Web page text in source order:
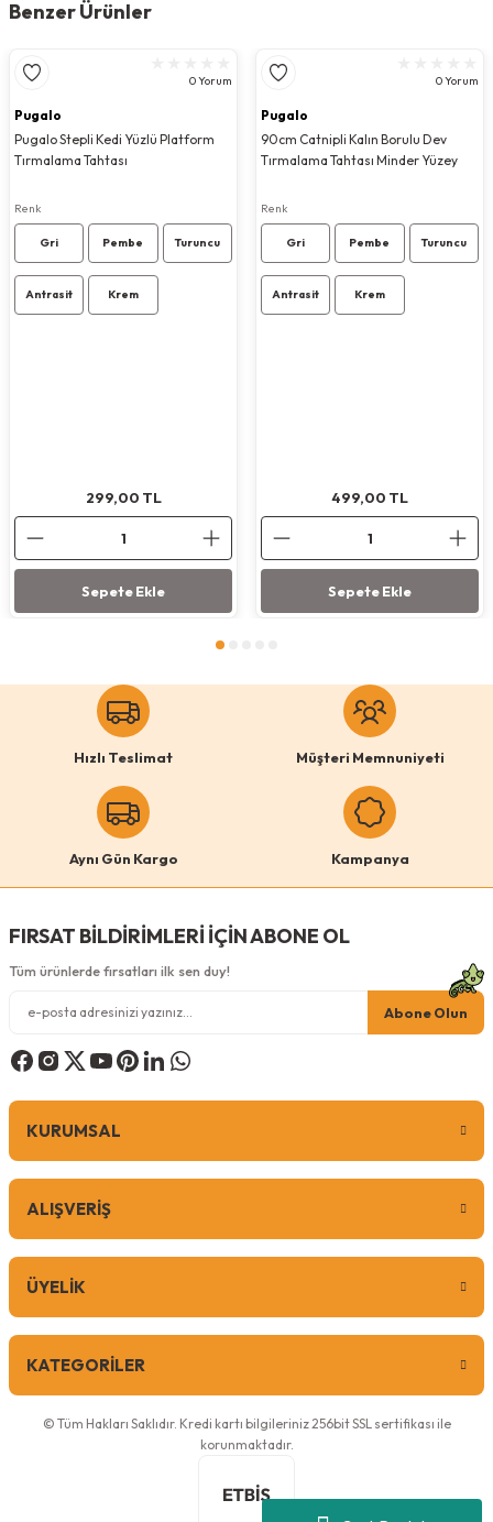
konularda yetersiz gördüğünüz noktaları öneri formunu
Ürün açıklamasında eksik bilgiler bulunuyor.
Ürün bilgilerinde hatalar bulunuyor.
Ürün fiyatı diğer sitelerden daha pahalı.
Benzer Ürünler
0 Yorum
Pugalo
Pugalo Stepli Kedi Yüzlü Platform
Tırmalama Tahtası
Renk
Gri Pembe Turuncu
Antrasit Krem
299,00 TL
Sepete Ekle
0 Yorum
Pugalo
90cm Catnipli Kalın Borulu Dev
Tırmalama Tahtası Minder Yüzey
Renk
Gri Pembe Turuncu
Antrasit Krem
499,00 TL
Sepete Ekle
Hızlı Teslimat Müşteri Memnuniyeti
Aynı Gün Kargo Kampanya
FIRSAT BİLDİRİMLERİ İÇİN ABONE OL
Tüm ürünlerde fırsatları ilk sen duy!
Abone Olun
KURUMSAL
ALIŞVERİŞ
ÜYELİK
KATEGORİLER
© Tüm Hakları Saklıdır. Kredi kartı bilgileriniz 256bit SSL sertifikası ile
korunmaktadır.